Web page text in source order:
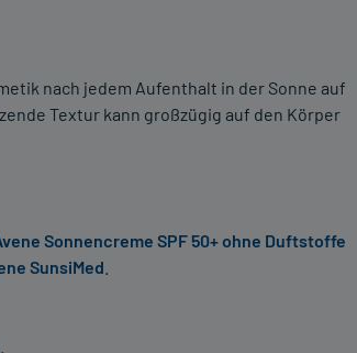
nach jedem Aufenthalt in der Sonne auf
Textur kann großzügig auf den Körper
Sonnencreme SPF 50+ ohne Duftstoffe
SunsiMed